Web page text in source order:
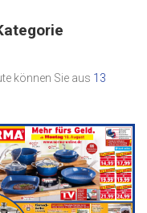
können Sie aus 13